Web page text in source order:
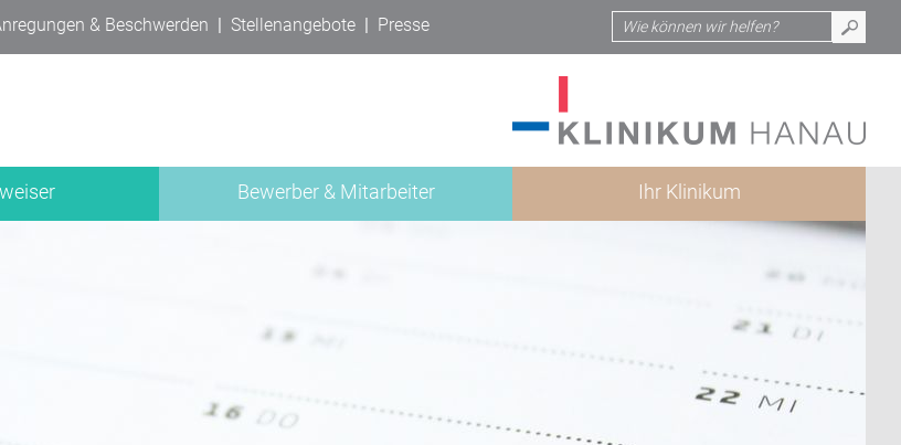
& Beschwerden | Stellenangebote | Presse
Bewerber & Mitarbeiter Ihr Klinikum